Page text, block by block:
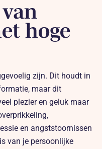
hoge
zijn. Dit houdt in
maar dit
plezier en geluk maar
en angststoornissen
van je persoonlijke